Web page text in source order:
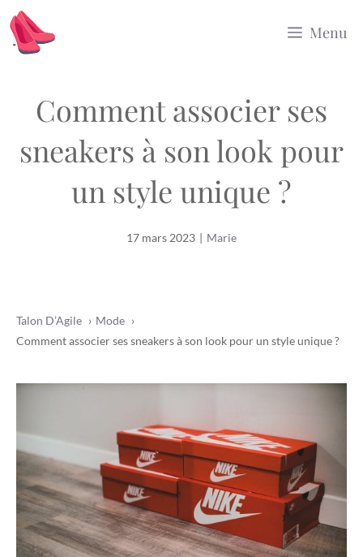
Aller
au
Menu
Comment associer ses
sneakers à son look pour
un style unique ?
17 mars 2023 | Marie
Talon D’Agile
Mode
Comment associer ses sneakers à son look pour un style unique ?